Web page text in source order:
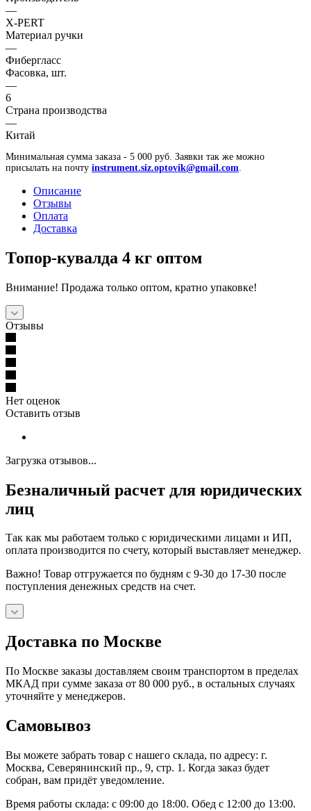
—
X-PERT
Материал ручки
—
Фибергласс
Фасовка, шт.
—
6
Страна производства
—
Китай
Минимальная сумма заказа - 5 000 руб. Заявки так же можно
присылать на почту instrument.siz.optovik@gmail.com
Описание
Отзывы
Оплата
Доставка
Топор-кувалда 4 кг оптом
Внимание! Продажа только оптом, кратно упаковке!
Отзывы
Нет оценок
Оставить отзыв
Загрузка отзывов...
Безналичный расчет для юридических
лиц
Так как мы работаем только с юридическими лицами и ИП,
оплата производится по счету, который выставляет менеджер.
Важно! Товар отгружается по будням с 9-30 до 17-30 после
поступления денежных средств на счет.
Доставка по Москве
По Москве заказы доставляем своим транспортом в пределах
МКАД при сумме заказа от 80 000 руб., в остальных случаях
уточняйте у менеджеров.
Самовывоз
Вы можете забрать товар с нашего склада, по адресу: г.
Москва, Северянинский пр., 9, стр. 1. Когда заказ будет
собран, вам придёт уведомление.
Время работы склада: с 09:00 до 18:00. Обед с 12:00 до 13:00.